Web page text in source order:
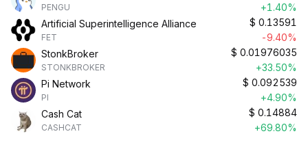
PENGU
+1.40%
Artificial Superintelligence Alliance
FET
$ 0.13591
-9.40%
StonkBroker
STONKBROKER
$ 0.01976035
+33.50%
Pi Network
PI
$ 0.092539
+4.90%
Cash Cat
CASHCAT
$ 0.14884
+69.80%